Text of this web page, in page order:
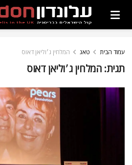
עמוד הבית טאג המלחין ג׳וליאן דאוס
תגית: המלחין ג׳וליאן דאוס